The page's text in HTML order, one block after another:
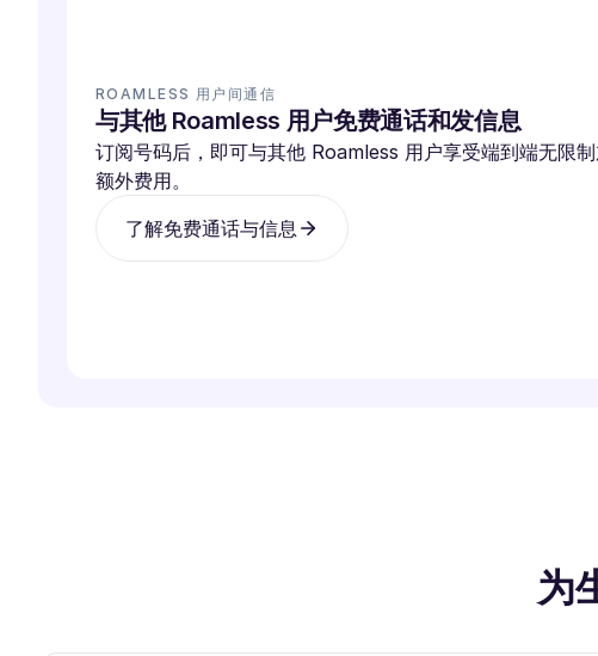
ROAMLESS 用户间通信
与其他 Roamless 用户免费通话和发信息
订阅号码后，即可与其他 Roamless 用户享受端到端无限
额外费用。
了解免费通话与信息
为